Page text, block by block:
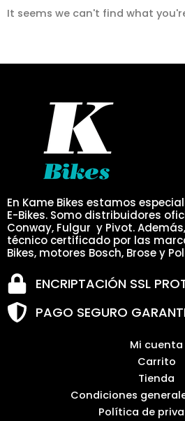
It seems we can't find what
En Kame Bikes estamos
E-Bikes. Somo distribuidores
Conway, Fulgur y Pivot.
técnico certificado por las
Bikes, motores Bosch, Brose y
ENCRIPTACIÓN SSL
PAGO SEGURO
Mi cuenta
Carrito
Tienda
Condiciones
Política de